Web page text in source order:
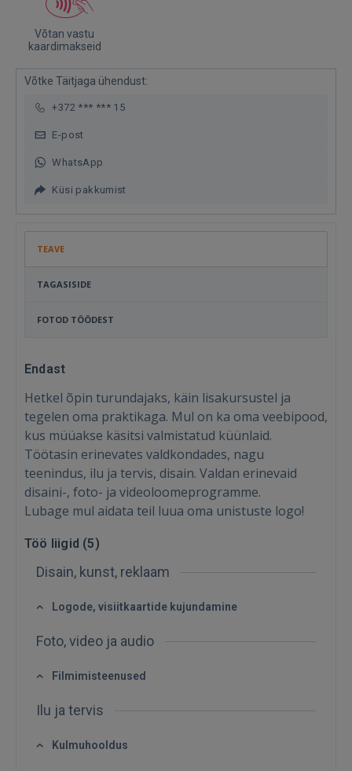
Sisene
SISENE
Unustasite parooli?
Võtan vastu
kaardimakseid
Võtke Täitjaga ühendust:
+372 *** *** 15
E-post
WhatsApp
Küsi pakkumist
TEAVE
TAGASISIDE
FOTOD TÖÖDEST
Endast
Hetkel õpin turundajaks, käin lisakursustel ja
tegelen oma praktikaga. Mul on ka oma veebipood,
kus müüakse käsitsi valmistatud küünlaid.
Töötasin erinevates valdkondades, nagu
teenindus, ilu ja tervis, disain. Valdan erinevaid
disaini-, foto- ja videoloomeprogramme.
Lubage mul aidata teil luua oma unistuste logo!
Töö liigid (5)
Disain, kunst, reklaam
Logode, visiitkaartide kujundamine
Foto, video ja audio
Filmimisteenused
Ilu ja tervis
Kulmuhooldus